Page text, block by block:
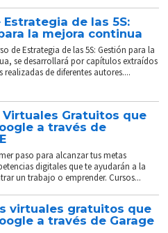
Estrategia de las 5S:
la mejora continua
de Estrategia de las 5S: Gestión para la
se desarrollará por capítulos extraídos
realizadas de diferentes autores....
Virtuales Gratuitos que
a través de
paso para alcanzar tus metas
digitales que te ayudarán a la
un trabajo o emprender. Cursos...
virtuales gratuitos que
a través de Garage